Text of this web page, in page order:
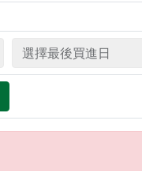
選擇最後買進日